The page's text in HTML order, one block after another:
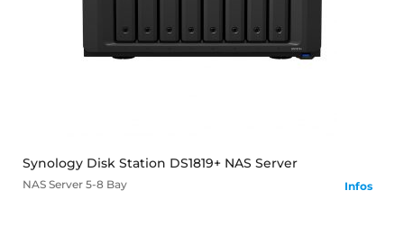
Synology Disk Station DS1819+ NAS Server
NAS Server 5-8 Bay Infos